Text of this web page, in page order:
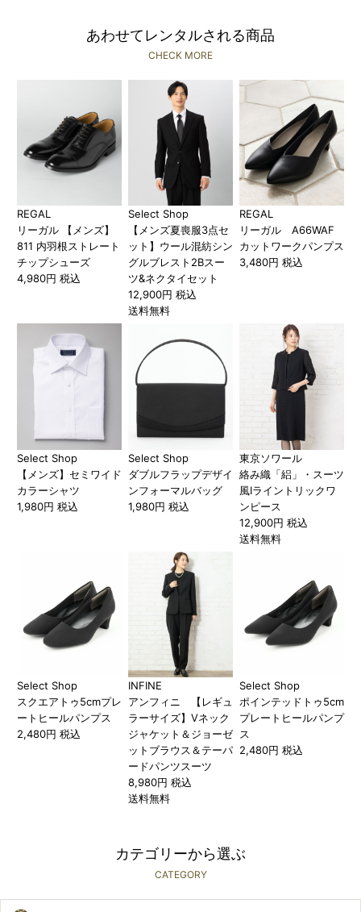
あわせてレンタルされる商品
CHECK MORE
REGAL
リーガル 【メンズ】
811 内羽根ストレート
チップシューズ
4,980円 税込
Select Shop
【メンズ夏喪服3点セ
ット】ウール混紡シン
グルブレスト2Bスー
ツ&ネクタイセット
12,900円 税込
送料無料
REGAL
リーガル A66WAF
カットワークパンプス
3,480円 税込
Select Shop
【メンズ】セミワイド
カラーシャツ
1,980円 税込
Select Shop
ダブルフラップデザイ
ンフォーマルバッグ
1,980円 税込
東京ソワール
絡み織「絽」・スーツ
風Iライントリックワ
ンピース
12,900円 税込
送料無料
Select Shop
スクエアトゥ5cmプレ
ートヒールパンプス
2,480円 税込
INFINE
アンフィニ 【レギュ
ラーサイズ】Vネック
ジャケット＆ジョーゼ
ットブラウス＆テーパ
ードパンツスーツ
8,980円 税込
送料無料
Select Shop
ポインテッドトゥ5cm
プレートヒールパンプ
ス
2,480円 税込
カテゴリーから選ぶ
CATEGORY